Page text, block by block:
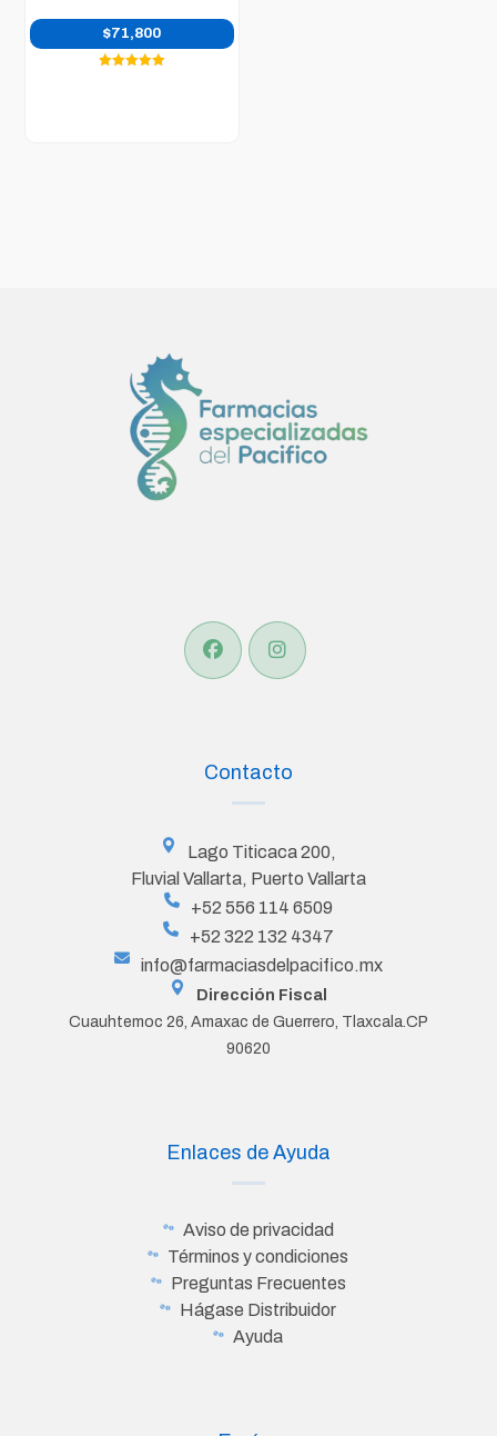
$71,800
Contacto
Lago Titicaca 200,
Fluvial Vallarta, Puerto Vallarta
+52 556 114 6509
+52 322 132 4347
info@farmaciasdelpacifico.mx
Dirección Fiscal
Cuauhtemoc 26, Amaxac de Guerrero, Tlaxcala.CP
90620
Enlaces de Ayuda
Aviso de privacidad
Términos y condiciones
Preguntas Frecuentes
Hágase Distribuidor
Ayuda